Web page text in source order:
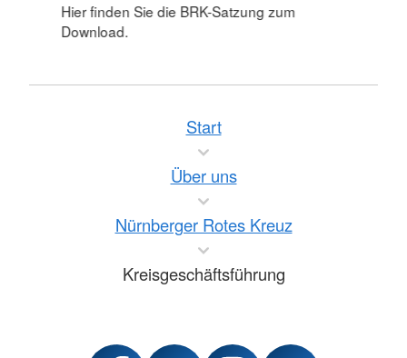
Hier finden Sie die BRK-Satzung zum
Download.
Start
Über uns
Nürnberger Rotes Kreuz
Kreisgeschäftsführung